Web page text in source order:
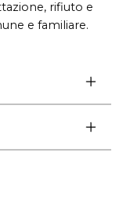
rifiuto e
e familiare.
l’incontro
obbligatoria